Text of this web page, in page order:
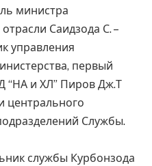
министра
Саидзода С. –
управления
первый
“НА и ХЛ” Пиров Дж.Т
центрального
Службы.
службы Курбонзода